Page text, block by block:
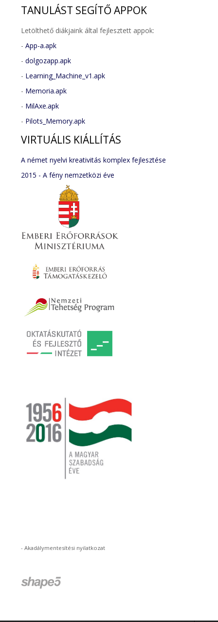
TANULÁST SEGÍTŐ APPOK
Letölthető diákjaink által fejlesztett appok:
-App-a.apk
-dolgozapp.apk
- Learning_Machine_v1.apk
- Memoria.apk
- MilAxe.apk
- Pilots_Memory.apk
VIRTUÁLIS KIÁLLÍTÁS
A német nyelvi kreativitás komplex fejlesztése
2015 - A fény nemzetközi éve
-Akadálymentesítési nyilatkozat